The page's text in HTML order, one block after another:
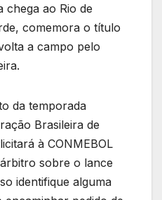
chega ao Rio de
comemora o título
a campo pelo
da temporada
Brasileira de
à CONMEBOL
sobre o lance
identifique alguma